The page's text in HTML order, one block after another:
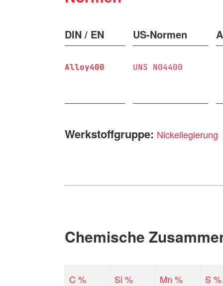
DIN / EN US-Normen
Alloy400 UNS N04400
Werkstoffgruppe: Nickellegierung
Chemische
C % Si % Mn % S %